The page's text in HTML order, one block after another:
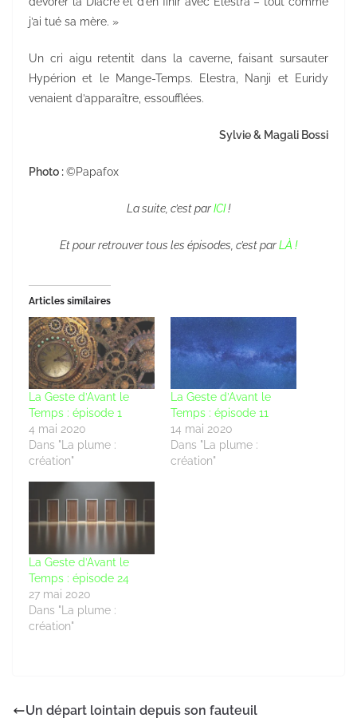
j’ai tué sa mère. »
Un cri aigu retentit dans la caverne, faisant sursauter
Hypérion et le Mange-Temps. Elestra, Nanji et Euridy
venaient d’apparaître, essoufflées.
Sylvie & Magali Bossi
Photo :©Papafox
La suite, c’est parICI!
Et pour retrouver tous les épisodes, c’est parLÀ !
Articles similaires
La Geste d’Avant le
Temps : épisode 1
4 mai 2020
Dans "La plume :
création"
La Geste d’Avant le
Temps : épisode 11
14 mai 2020
Dans "La plume :
création"
La Geste d’Avant le
Temps : épisode 24
27 mai 2020
Dans "La plume :
création"
Un départ lointain depuis son fauteuil